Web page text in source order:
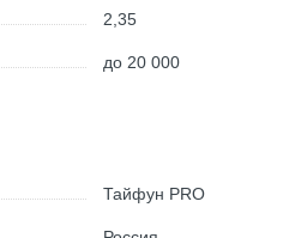
2,35
до 20 000
Тайфун PRO